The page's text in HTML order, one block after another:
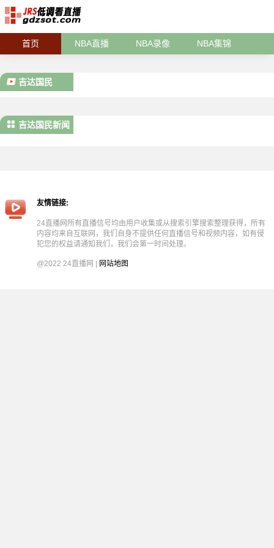
首页 NBA直播 NBA录像 NBA集锦
吉达国民
吉达国民新闻
友情链接:
24直播网所有直播信号均由用户收集或从搜索引擎搜索整理获得，所有
内容均来自互联网，我们自身不提供任何直播信号和视频内容，如有侵
犯您的权益请通知我们，我们会第一时间处理。
@2022 24直播网 | 网站地图